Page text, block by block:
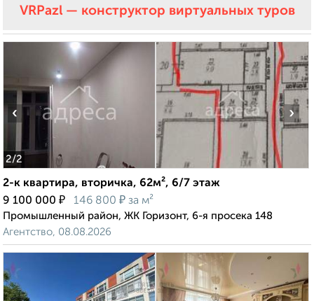
VRPazl — конструктор виртуальных туров
2/2
‹ ›
2-к квартира, вторичка, 62м², 6/7 этаж
9 100 000 ₽ 146 800 ₽ за м²
Промышленный район, ЖК Горизонт, 6-я просека 148
Агентство, 08.08.2026